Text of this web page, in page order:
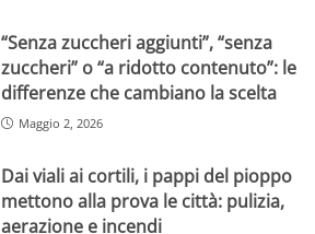
“Senza zuccheri aggiunti”, “senza
zuccheri” o “a ridotto contenuto”: le
differenze che cambiano la scelta
Maggio 2, 2026
Dai viali ai cortili, i pappi del pioppo
mettono alla prova le città: pulizia,
aerazione e incendi